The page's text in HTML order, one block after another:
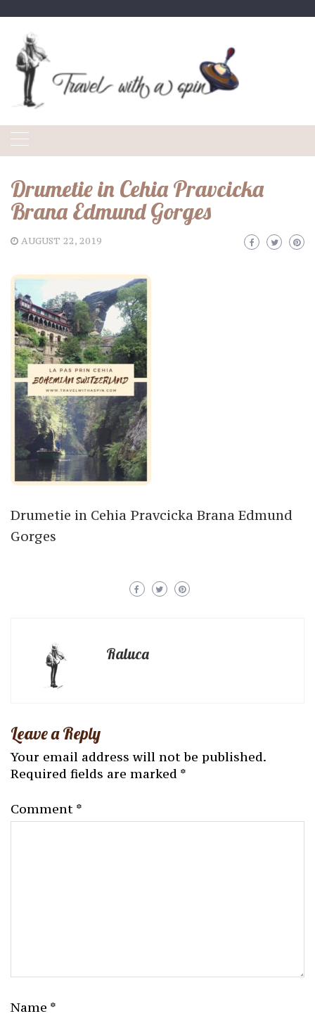
content
Drumetie in Cehia Pravcicka
Brana Edmund Gorges
AUGUST 22, 2019
Drumetie in Cehia Pravcicka Brana Edmund
Gorges
Raluca
Leave a Reply
Your email address will not be published.
Required fields are marked *
Comment *
Name *